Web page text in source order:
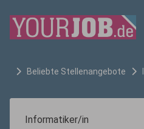
Beliebte Stellenangebote